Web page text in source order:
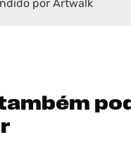
por Artwalk